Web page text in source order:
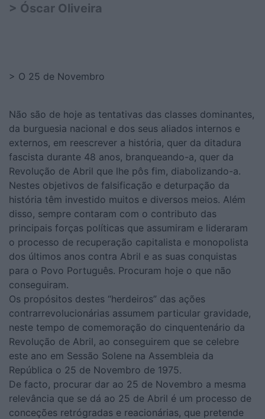
> Óscar Oliveira
> O 25 de Novembro
Não são de hoje as tentativas das classes dominantes,
da burguesia nacional e dos seus aliados internos e
externos, em reescrever a história, quer da ditadura
fascista durante 48 anos, branqueando-a, quer da
Revolução de Abril que lhe pôs fim, diabolizando-a.
Nestes objetivos de falsificação e deturpação da
história têm investido muitos e diversos meios. Além
disso, sempre contaram com o contributo das
principais forças políticas que assumiram e lideraram
o processo de recuperação capitalista e monopolista
dos últimos anos contra Abril e as suas conquistas
para o Povo Português. Procuram hoje o que não
conseguiram.
Os propósitos destes “herdeiros” das ações
contrarrevolucionárias assumem particular gravidade,
neste tempo de comemoração do cinquentenário da
Revolução de Abril, ao conseguirem que se celebre
este ano em Sessão Solene na Assembleia da
República o 25 de Novembro de 1975.
De facto, procurar dar ao 25 de Novembro a mesma
relevância que se dá ao 25 de Abril é um processo de
conceções retrógradas e reacionárias, que pretende